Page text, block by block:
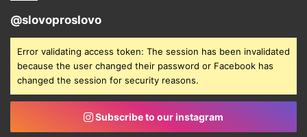
@slovoproslovo
Error validating access token: The session has been invalidated
because the user changed their password or Facebook has
changed the session for security reasons.
Subscribe to our instagram